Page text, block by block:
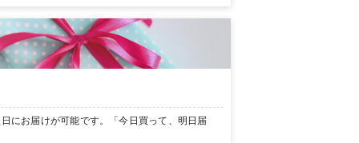
にお届けが可能です。「今日買って、明日届